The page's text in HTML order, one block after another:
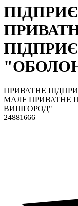
ПРИВАТНЕ
МАЛЕ ПРИВАТНЕ
ВИШГОРОД"
24881666